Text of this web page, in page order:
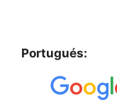
Portugués: